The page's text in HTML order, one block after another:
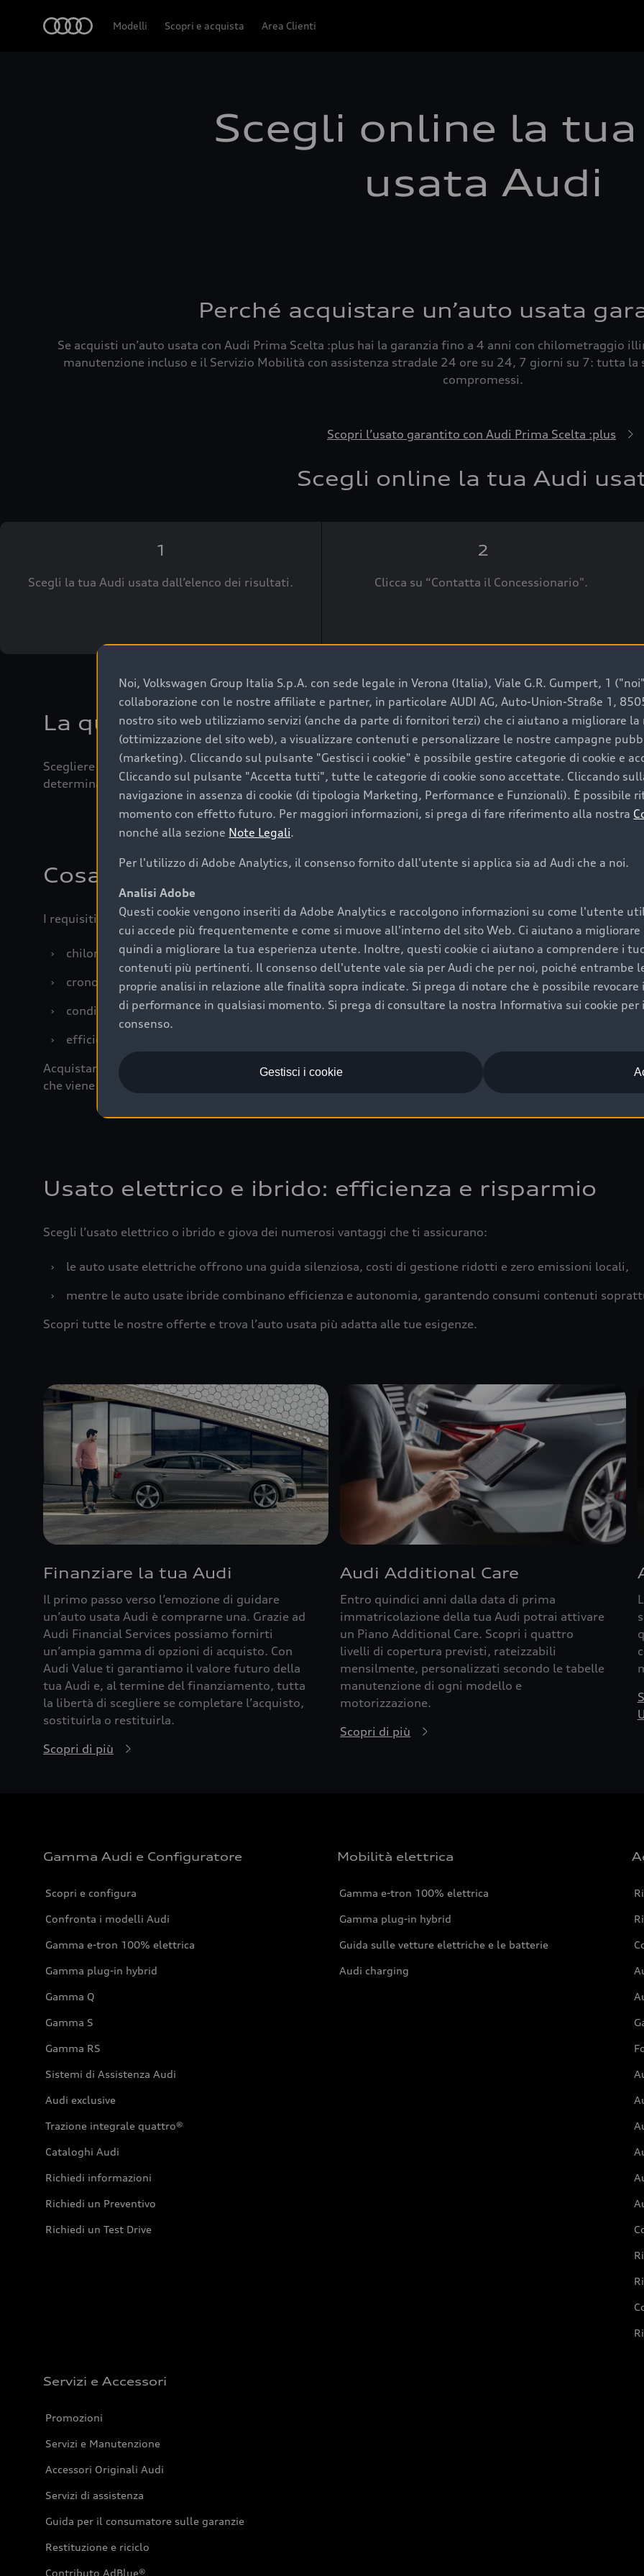
Modelli Scopri e acquista Area Clienti
Scegli online la
usata Audi
Perché acquistare un’auto usata
Se acquisti un’auto usata con Audi Prima Scelta :plus hai la garanzia fino a 4 anni con chilometraggio
manutenzione incluso e il Servizio Mobilità con assistenza stradale 24 ore su 24, 7 giorni su 7: tutta la
compromessi.
Scopri l’usato garantito con Audi Prima Scelta :plus
Scegli online la tua Audi
1
Scegli la tua Audi usata dall’elenco dei risultati.
2
Clicca su “Contatta il Concessionario".
La qualità di acquistare un’auto usata Audi
Scegliere un’auto usata è una decisione che coniuga convenienza, affidabilità e sostenibilità. Per fare un
determinanti come la garanzia inclusa e l’affidabilità del marchio. Audi offre l’auto usata perfetta tramite
Cosa sapere prima di acquistare la tua prossima
I requisiti fondamentali da considerare prima di acquistare un’auto usata, oltre al prezzo e all'aspetto,
›
chilometraggio: un valore contenuto corrisponde a uno stato migliore del veicolo e a una maggiore
›
cronologia dei tagliandi: una documentazione completa della vettura certifica una manutenzione
›
condizioni della carrozzeria e degli interni: una buona conservazione evidenzia cura e attenzione del
›
efficienza meccanica: motore, trasmissione e componenti principali in ottimo stato garantiscono
Acquistare un’auto usata in una Concessionaria ufficiale Audi che offre l’usato garantito tramite Audi
che viene sottoposto a 110 controlli approfonditi e coperto da garanzia fino a 4 anni per una maggiore
Usato elettrico e ibrido: efficienza e risparmio
Scegli l’usato elettrico o ibrido e giova dei numerosi vantaggi che ti assicurano:
›
le auto usate elettriche offrono una guida silenziosa, costi di gestione ridotti e zero emissioni locali,
›
mentre le auto usate ibride combinano efficienza e autonomia, garantendo consumi contenuti
Scopri tutte le nostre offerte e trova l’auto usata più adatta alle tue esigenze.
Finanziare la tua Audi
Il primo passo verso l’emozione di guidare
un’auto usata Audi è comprarne una. Grazie ad
Audi Financial Services possiamo fornirti
un’ampia gamma di opzioni di acquisto. Con
Audi Value ti garantiamo il valore futuro della
tua Audi e, al termine del finanziamento, tutta
la libertà di scegliere se completare l’acquisto,
sostituirla o restituirla.
Scopri di più
Audi Additional Care
Entro quindici anni dalla data di prima
immatricolazione della tua Audi potrai attivare
un Piano Additional Care. Scopri i quattro
livelli di copertura previsti, rateizzabili
mensilmente, personalizzati secondo le tabelle
manutenzione di ogni modello e
motorizzazione.
Scopri di più
Gamma Audi e Configuratore
Scopri e configura
Confronta i modelli Audi
Gamma e-tron 100% elettrica
Gamma plug-in hybrid
Gamma Q
Gamma S
Gamma RS
Sistemi di Assistenza Audi
Audi exclusive
Trazione integrale quattro®
Cataloghi Audi
Richiedi informazioni
Richiedi un Preventivo
Richiedi un Test Drive
Mobilità elettrica
Gamma e-tron 100% elettrica
Gamma plug-in hybrid
Guida sulle vetture elettriche e le batterie
Audi charging
Servizi e Accessori
Promozioni
Servizi e Manutenzione
Accessori Originali Audi
Servizi di assistenza
Guida per il consumatore sulle garanzie
Restituzione e riciclo
Contributo AdBlue®
Noi, Volkswagen Group Italia S.p.A. con sede legale in Verona (Italia), Viale G.R. Gumpert, 1
collaborazione con le nostre affiliate e partner, in particolare AUDI AG, Auto-Union-Straße 1,
nostro sito web utilizziamo servizi (anche da parte di fornitori terzi) che ci aiutano a migliorare la
(ottimizzazione del sito web), a visualizzare contenuti e personalizzare le nostre campagne
(marketing). Cliccando sul pulsante "Gestisci i cookie" è possibile gestire categorie di cookie e
Cliccando sul pulsante "Accetta tutti", tutte le categorie di cookie sono accettate. Cliccando
navigazione in assenza di cookie (di tipologia Marketing, Performance e Funzionali). È possibile
momento con effetto futuro. Per maggiori informazioni, si prega di fare riferimento alla nostra
nonché alla sezione Note Legali.
Per l'utilizzo di Adobe Analytics, il consenso fornito dall'utente si applica sia ad Audi che a noi.
Analisi Adobe
Questi cookie vengono inseriti da Adobe Analytics e raccolgono informazioni su come l'utente
cui accede più frequentemente e come si muove all'interno del sito Web. Ci aiutano a
quindi a migliorare la tua esperienza utente. Inoltre, questi cookie ci aiutano a comprendere i
contenuti più pertinenti. Il consenso dell'utente vale sia per Audi che per noi, poiché entrambe
proprie analisi in relazione alle finalità sopra indicate. Si prega di notare che è possibile
di performance in qualsiasi momento. Si prega di consultare la nostra Informativa sui cookie per
consenso.
Gestisci i cookie